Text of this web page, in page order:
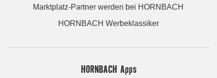
Marktplatz-Partner werden bei HORNBACH
HORNBACH Werbeklassiker
HORNBACH Apps